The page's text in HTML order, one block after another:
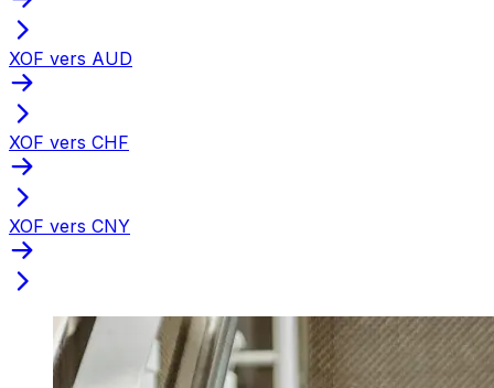
XOF vers AUD
XOF vers CHF
XOF vers CNY